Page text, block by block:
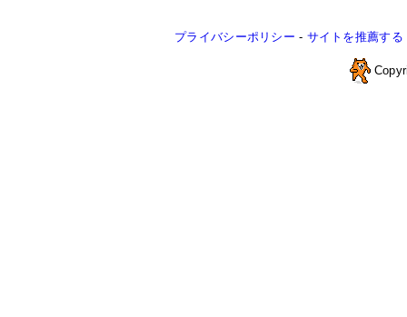
プライバシーポリシー - サイトを推薦する